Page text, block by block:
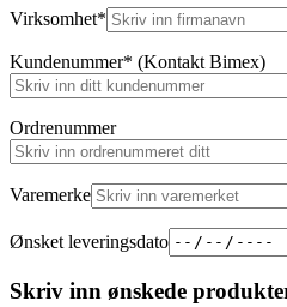
Virksomhet*
Kundenummer* (Kontakt Bimex)
Ordrenummer
Varemerke
Ønsket leveringsdato
Skriv inn ønskede